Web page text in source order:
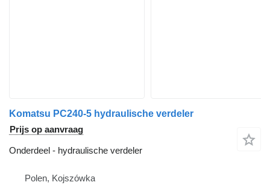
Komatsu PC240-5 hydraulische verdeler
Prijs op aanvraag
Onderdeel - hydraulische verdeler
Polen, Kojszówka